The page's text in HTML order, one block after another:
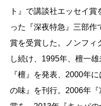
ト』で講談社エッセイ
った『深夜特急』三部作
賞を受賞した。ノンフィ
し続け、1995年、檀一
『檀』を発表、2000年
の味』を刊行。2006年